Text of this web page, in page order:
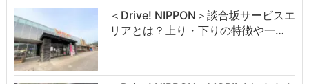
＜Drive! NIPPON＞談合坂サービスエ
リアとは？上り・下りの特徴や一…